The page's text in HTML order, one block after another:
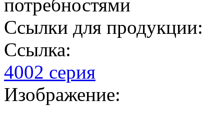
потребностями
Ссылки для продукции:
Ссылка:
4002 серия
Изображение: